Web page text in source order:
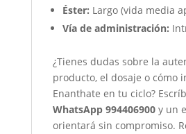
Éster: Largo (vida media
Vía de administración:
¿Tienes dudas sobre la
producto, el dosaje o cómo
Enanthate en tu ciclo?
WhatsApp 994406900y un
orientará sin compromiso.